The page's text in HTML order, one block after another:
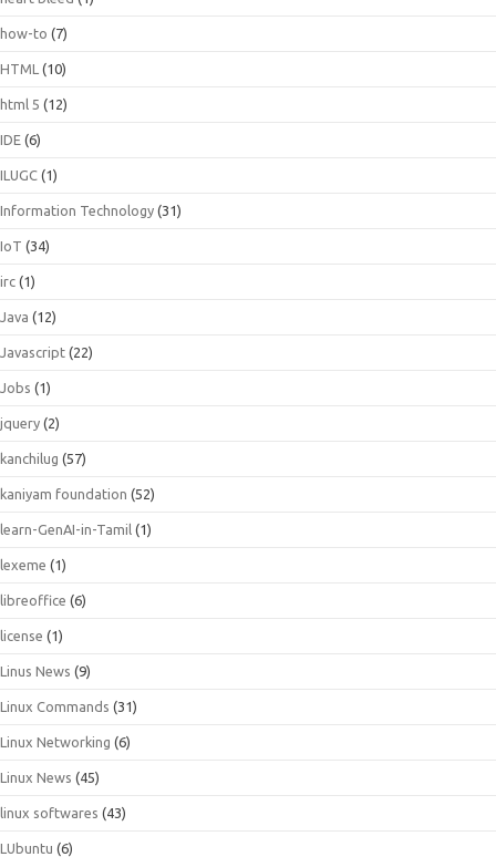
how-to (7)
HTML (10)
html 5 (12)
IDE (6)
ILUGC (1)
Information Technology (31)
IoT (34)
irc (1)
Java (12)
Javascript (22)
Jobs (1)
jquery (2)
kanchilug (57)
kaniyam foundation (52)
learn-GenAI-in-Tamil (1)
lexeme (1)
libreoffice (6)
license (1)
Linus News (9)
Linux Commands (31)
Linux Networking (6)
Linux News (45)
linux softwares (43)
LUbuntu (6)